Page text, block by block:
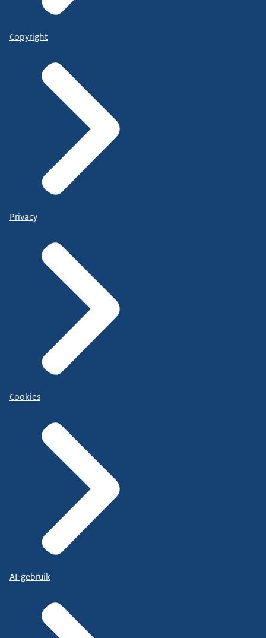
Copyright
Privacy
Cookies
AI-gebruik